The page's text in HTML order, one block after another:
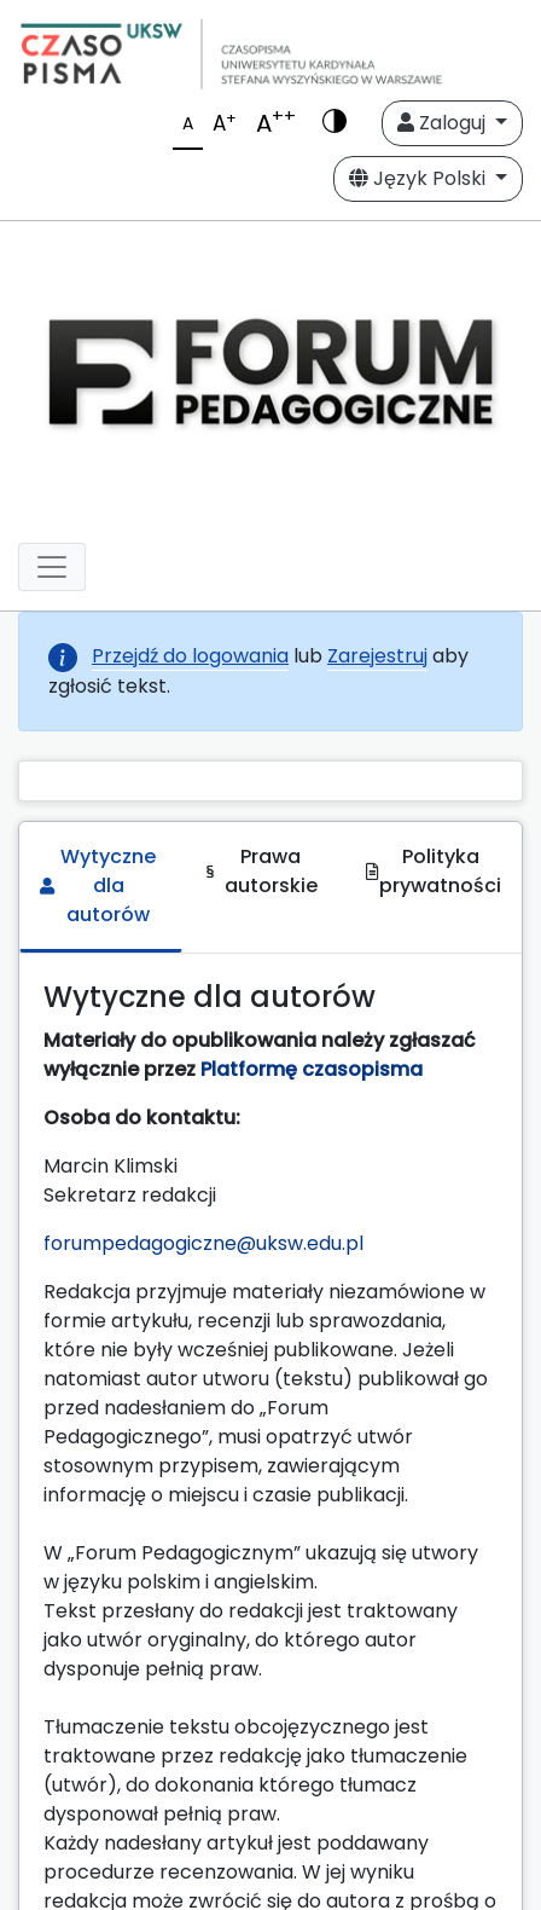
A A+ A++
Zaloguj
Język Polski
Przejdź do logowania lub Zarejestrujaby
zgłosić tekst.
Wytyczne
dla
autorów
Prawa
autorskie
Polityka
prywatności
Wytyczne dla autorów
Materiały do opublikowania należy zgłaszać
wyłącznie przez Platformę czasopisma
Osoba do kontaktu:
Marcin Klimski
Sekretarz redakcji
forumpedagogiczne@uksw.edu.pl
Redakcja przyjmuje materiały niezamówione w
formie artykułu, recenzji lub sprawozdania,
które nie były wcześniej publikowane. Jeżeli
natomiast autor utworu (tekstu) publikował go
przed nadesłaniem do „Forum
Pedagogicznego”, musi opatrzyć utwór
stosownym przypisem, zawierającym
informację o miejscu i czasie publikacji.
W „Forum Pedagogicznym” ukazują się utwory
w języku polskim i angielskim.
Tekst przesłany do redakcji jest traktowany
jako utwór oryginalny, do którego autor
dysponuje pełnią praw.
Tłumaczenie tekstu obcojęzycznego jest
traktowane przez redakcję jako tłumaczenie
(utwór), do dokonania którego tłumacz
dysponował pełnią praw.
Każdy nadesłany artykuł jest poddawany
procedurze recenzowania. W jej wyniku
redakcja może zwrócić się do autora z prośbą o